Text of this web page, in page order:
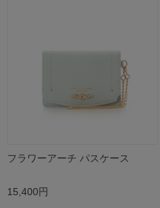
フラワーアーチ パスケース
15,400円